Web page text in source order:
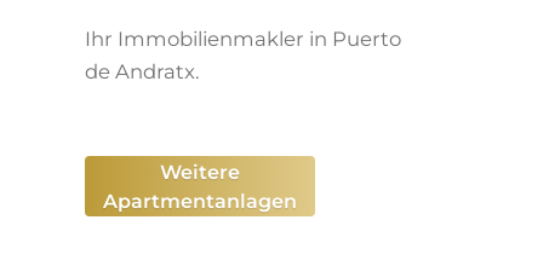
Ihr Immobilienmakler in Puerto
de Andratx.
Weitere
Apartmentanlagen